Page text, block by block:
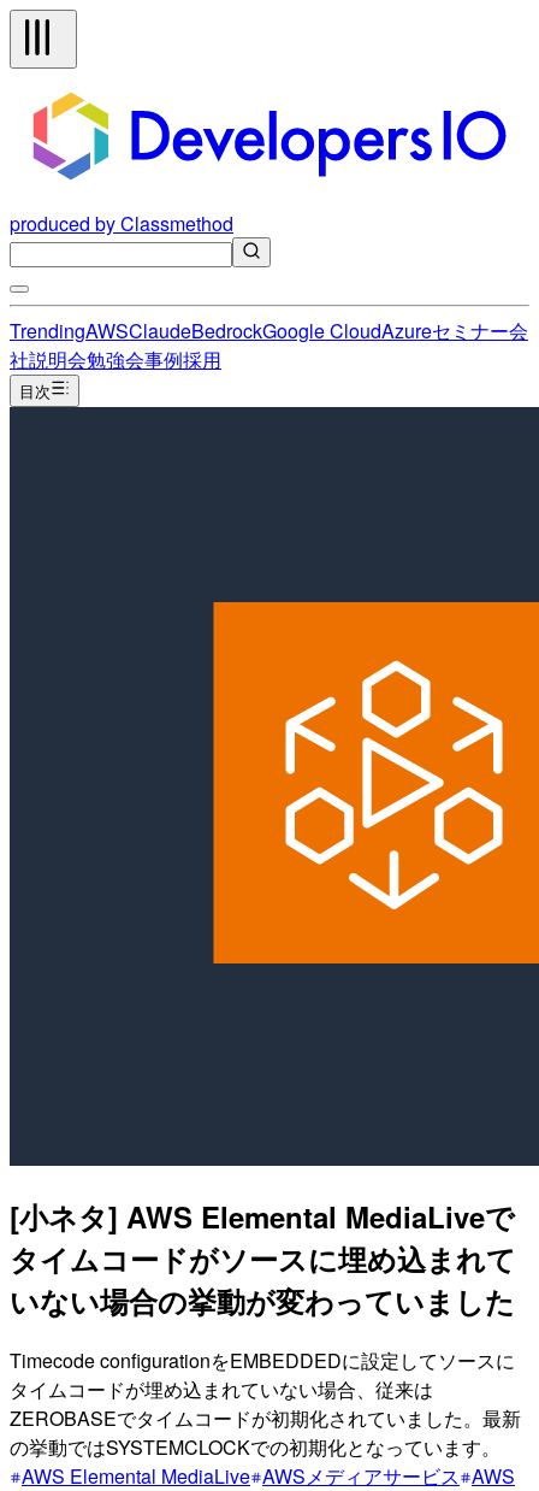
produced by Classmethod
TrendingAWSClaudeBedrockGoogle CloudAzureセミナー会
社説明会勉強会事例採用
目次
[小ネタ] AWS Elemental MediaLiveで
タイムコードがソースに埋め込まれて
いない場合の挙動が変わっていました
Timecode configurationをEMBEDDEDに設定してソースに
タイムコードが埋め込まれていない場合、従来は
ZEROBASEでタイムコードが初期化されていました。最新
の挙動ではSYSTEMCLOCKでの初期化となっています。
AWS Elemental MediaLive AWSメディアサービス AWS